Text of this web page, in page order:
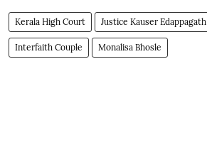
Kerala High Court Justice Kauser Edappagath
Interfaith Couple Monalisa Bhosle